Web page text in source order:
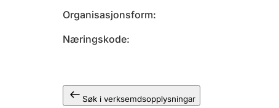
Organisasjonsform
Næringskode
Søk i verksemdsopplysningar